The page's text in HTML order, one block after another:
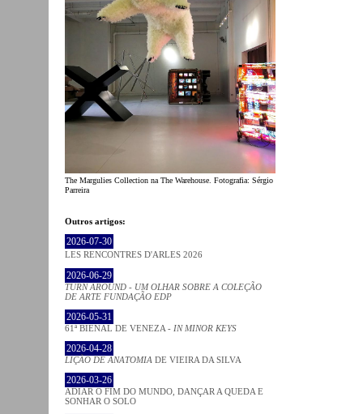
The Margulies Collection na The Warehouse. Fotografia: Sérgio
Parreira
Outros artigos:
2026-07-30
LES RENCONTRES D'ARLES 2026
2026-06-29
TURN AROUND - UM OLHAR SOBRE A COLEÇÃO
DE ARTE FUNDAÇÃO EDP
2026-05-31
61ª BIENAL DE VENEZA - IN MINOR KEYS
2026-04-28
LIÇÃO DE ANATOMIA DE VIEIRA DA SILVA
2026-03-26
ADIAR O FIM DO MUNDO, DANÇAR A QUEDA E
SONHAR O SOLO